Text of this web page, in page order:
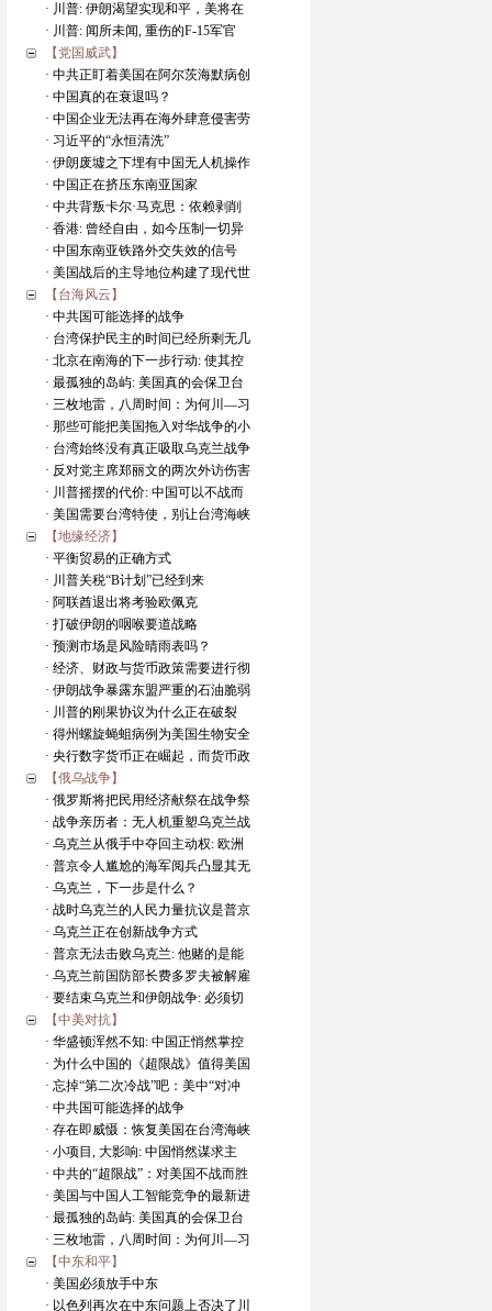
· 川普: 伊朗渴望实现和平，美将在
· 川普: 闻所未闻, 重伤的F-15军官
【党国威武】
· 中共正盯着美国在阿尔茨海默病创
· 中国真的在衰退吗？
· 中国企业无法再在海外肆意侵害劳
· 习近平的“永恒清洗”
· 伊朗废墟之下埋有中国无人机操作
· 中国正在挤压东南亚国家
· 中共背叛卡尔·马克思：依赖剥削
· 香港: 曾经自由，如今压制一切异
· 中国东南亚铁路外交失效的信号
· 美国战后的主导地位构建了现代世
【台海风云】
· 中共国可能选择的战争
· 台湾保护民主的时间已经所剩无几
· 北京在南海的下一步行动: 使其控
· 最孤独的岛屿: 美国真的会保卫台
· 三枚地雷，八周时间：为何川—习
· 那些可能把美国拖入对华战争的小
· 台湾始终没有真正吸取乌克兰战争
· 反对党主席郑丽文的两次外访伤害
· 川普摇摆的代价: 中国可以不战而
· 美国需要台湾特使，别让台湾海峡
【地缘经济】
· 平衡贸易的正确方式
· 川普关税“B计划”已经到来
· 阿联酋退出将考验欧佩克
· 打破伊朗的咽喉要道战略
· 预测市场是风险晴雨表吗？
· 经济、财政与货币政策需要进行彻
· 伊朗战争暴露东盟严重的石油脆弱
· 川普的刚果协议为什么正在破裂
· 得州螺旋蝇蛆病例为美国生物安全
· 央行数字货币正在崛起，而货币政
【俄乌战争】
· 俄罗斯将把民用经济献祭在战争祭
· 战争亲历者：无人机重塑乌克兰战
· 乌克兰从俄手中夺回主动权: 欧洲
· 普京令人尴尬的海军阅兵凸显其无
· 乌克兰，下一步是什么？
· 战时乌克兰的人民力量抗议是普京
· 乌克兰正在创新战争方式
· 普京无法击败乌克兰: 他赌的是能
· 乌克兰前国防部长费多罗夫被解雇
· 要结束乌克兰和伊朗战争: 必须切
【中美对抗】
· 华盛顿浑然不知: 中国正悄然掌控
· 为什么中国的《超限战》值得美国
· 忘掉“第二次冷战”吧：美中“对冲
· 中共国可能选择的战争
· 存在即威慑：恢复美国在台湾海峡
· 小项目, 大影响: 中国悄然谋求主
· 中共的“超限战”：对美国不战而胜
· 美国与中国人工智能竞争的最新进
· 最孤独的岛屿: 美国真的会保卫台
· 三枚地雷，八周时间：为何川—习
【中东和平】
· 美国必须放手中东
· 以色列再次在中东问题上否决了川